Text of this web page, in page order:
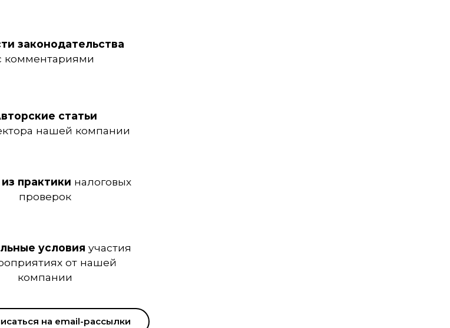
законодательства
комментариями
статьи
нашей компании
практики налоговых
проверок
условия участия
от нашей
компании
на email-рассылки